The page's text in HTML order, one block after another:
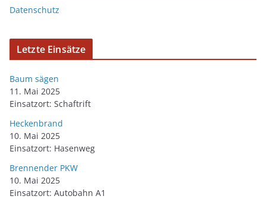
Datenschutz
Letzte Einsätze
Baum sägen
11. Mai 2025
Einsatzort: Schaftrift
Heckenbrand
10. Mai 2025
Einsatzort: Hasenweg
Brennender PKW
10. Mai 2025
Einsatzort: Autobahn A1